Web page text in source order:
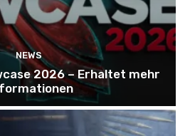
NEWS
2026 – Erhaltet mehr